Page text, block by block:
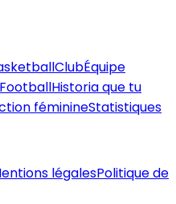
ClubÉquipe
FootballHistoria que tu
féminineStatistiques
légalesPolitique de